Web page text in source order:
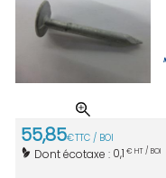
55,85€TTC / BOI
Dont écotaxe : 0,1 € HT / BOI